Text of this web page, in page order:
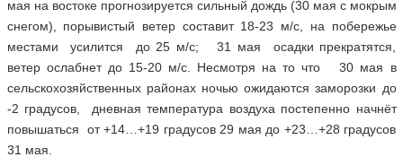
мая на востоке прогнозируется сильный дождь (30 мая с мокрым
снегом), порывистый ветер составит 18-23 м/с, на побережье
местами усилится до 25 м/с; 31 мая осадки прекратятся,
ветер ослабнет до 15-20 м/с. Несмотря на то что 30 мая в
сельскохозяйственных районах ночью ожидаются заморозки до
-2 градусов, дневная температура воздуха постепенно начнёт
повышаться от +14…+19 градусов 29 мая до +23…+28 градусов
31 мая.